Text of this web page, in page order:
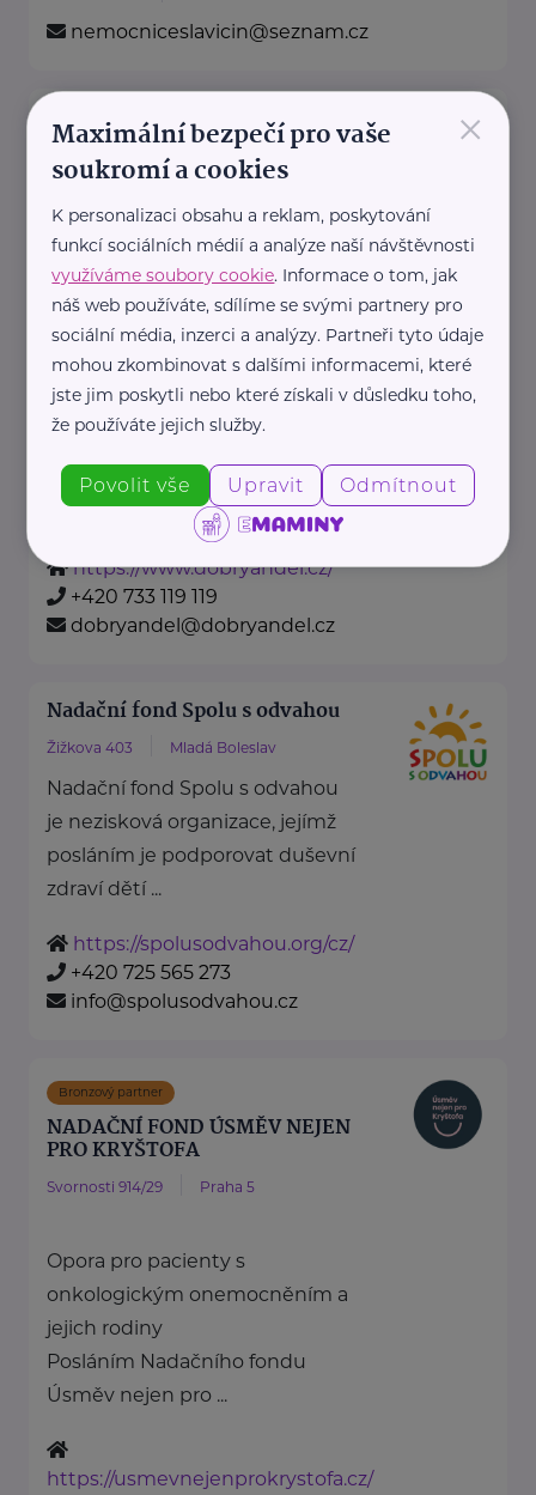
nemocniceslavicin@seznam.cz
Ministerstvo zdravotnictví ČR
Palackého náměstí 375/4 Praha 2
+420 224 971 111
mzcr@mzcr.cz
Nadace Dobrý anděl
Holečkova 3331/37 Praha 5
Nadace Dobrý anděl pomáhá
dítě, maminka nebo tatínek
potýkají ...
https://www.dobryandel.cz/
+420 733 119 119
dobryandel@dobryandel.cz
Nadační fond Spolu s odvahou
Žižkova 403 Mladá Boleslav
Nadační fond Spolu s odvahou
je nezisková organizace, jejímž
posláním je podporovat duševní
zdraví dětí ...
https://spolusodvahou.org/cz/
+420 725 565 273
info@spolusodvahou.cz
Bronzový partner
NADAČNÍ FOND ÚSMĚV NEJEN
PRO KRYŠTOFA
Svornosti 914/29 Praha 5
Opora pro pacienty s
onkologickým onemocněním a
jejich rodiny
Posláním Nadačního fondu
Úsměv nejen pro ...
https://usmevnejenprokrystofa.cz/
×
Maximální bezpečí pro vaše
soukromí a cookies
K personalizaci obsahu a reklam, poskytování
funkcí sociálních médií a analýze naší návštěvnosti
využíváme soubory cookie. Informace o tom, jak
náš web používáte, sdílíme se svými partnery pro
sociální média, inzerci a analýzy. Partneři tyto údaje
mohou zkombinovat s dalšími informacemi, které
jste jim poskytli nebo které získali v důsledku toho,
že používáte jejich služby.
Povolit vše Upravit Odmítnout